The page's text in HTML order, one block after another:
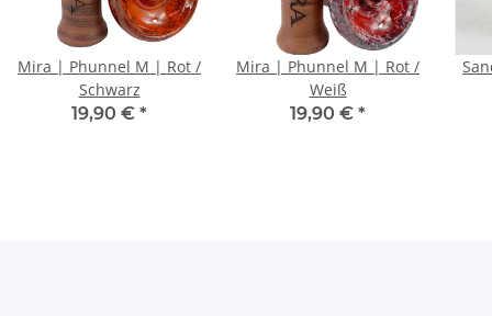
Mira | Phunnel M | Rot /
Schwarz
19,90 € *
Mira | Phunnel M | Rot /
Weiß
19,90 € *